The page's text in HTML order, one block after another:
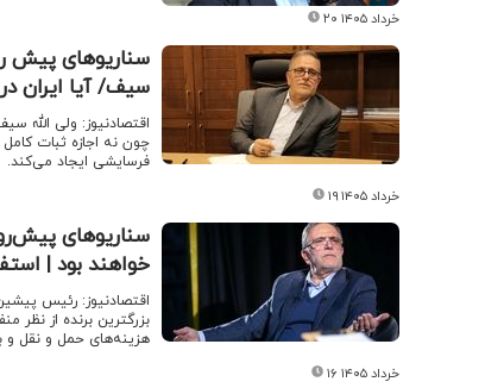
۲۰ خرداد ۱۴۰۵
سناریوهای پیش
سیف/ آیا ایران
اقتصادنیوز: ولی الله
چون نه اجازه ثبات
فرسایشی ایجاد می‌کند.
۱۹ خرداد ۱۴۰۵
سناریوهای
خواهند بود |
اقتصادنیوز: رئیس
بزرگترین برنده از نظر
هزینه‌های حمل ‌و نقل و
۱۶ خرداد ۱۴۰۵